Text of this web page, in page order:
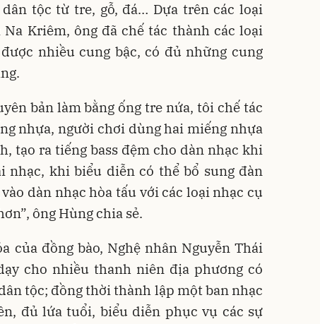
tộc từ tre, gỗ, đá… Dựa trên các loại
Na Kriêm, ông đã chế tác thành các loại
nhiều cung bậc, có đủ những cung
bản làm bằng ống tre nứa, tôi chế tác
nhựa, người chơi dùng hai miếng nhựa
tạo ra tiếng bass đệm cho dàn nhạc khi
nhạc, khi biểu diễn có thể bổ sung đàn
dàn nhạc hòa tấu với các loại nhạc cụ
ông Hùng chia sẻ.
của đồng bào, Nghệ nhân Nguyễn Thái
cho nhiều thanh niên địa phương có
tộc; đồng thời thành lập một ban nhạc
đủ lứa tuổi, biểu diễn phục vụ các sự